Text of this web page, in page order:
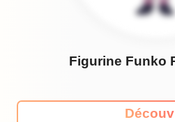
Figurine Funko